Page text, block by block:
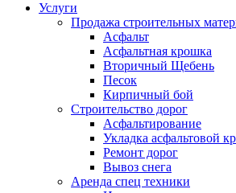
Услуги
Продажа строительных
Асфальт
Асфальтная крошка
Вторичный Щебень
Песок
Кирпичный бой
Строительство дорог
Асфальтирование
Укладка асфальтовой
Ремонт дорог
Вывоз снега
Аренда спец техники